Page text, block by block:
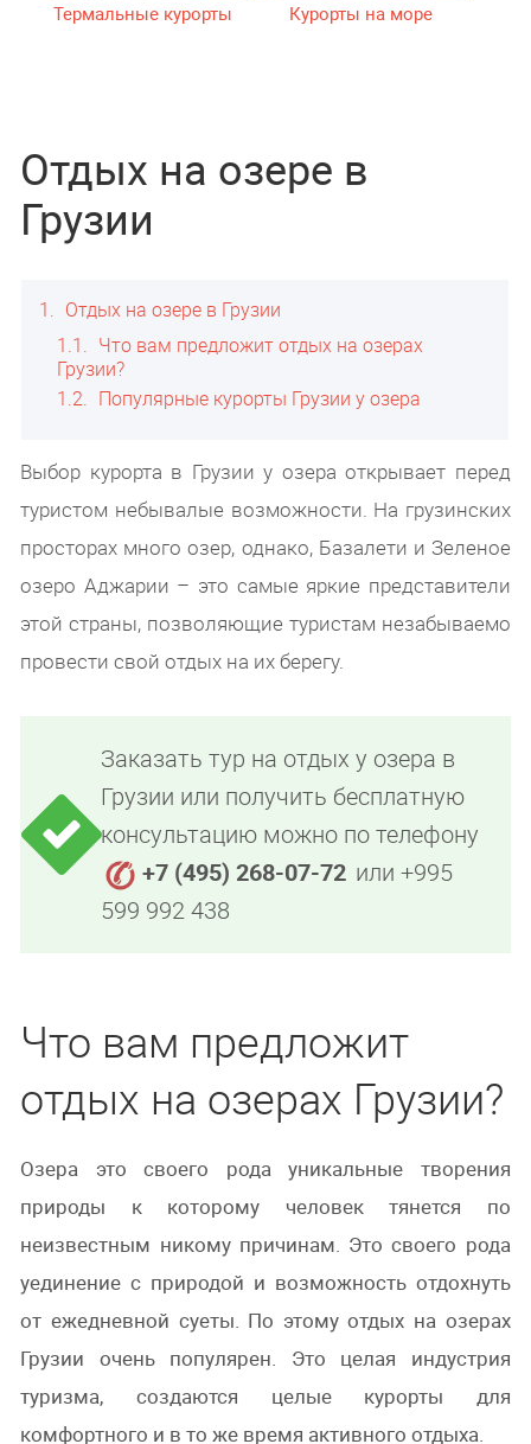
Термальные курорты Курорты на море
Отдых на озере в
Грузии
1
Отдых на озере в Грузии
1.1
Что вам предложит отдых на озерах
Грузии?
1.2
Популярные курорты Грузии у озера
Выбор курорта в Грузии у озера открывает перед
туристом небывалые возможности. На грузинских
просторах много озер, однако, Базалети и Зеленое
озеро Аджарии – это самые яркие представители
этой страны, позволяющие туристам незабываемо
провести свой отдых на их берегу.
Заказать тур на отдых у озера в
Грузии или получить бесплатную
консультацию можно по телефону
+7 (495) 268-07-72 или +995
599 992 438
Что вам предложит
отдых на озерах Грузии?
Озера это своего рода уникальные творения
природы к которому человек тянется по
неизвестным никому причинам. Это своего рода
уединение с природой и возможность отдохнуть
от ежедневной суеты. По этому отдых на озерах
Грузии очень популярен. Это целая индустрия
туризма, создаются целые курорты для
комфортного и в то же время активного отдыха.